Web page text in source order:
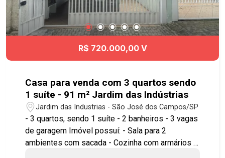
R$ 720.000,00 V
Casa para venda com 3 quartos sendo
1 suíte - 91 m² Jardim das Indústrias
Jardim das Industrias - São José dos Campos/SP
- 3 quartos, sendo 1 suíte - 2 banheiros - 3 vagas
de garagem Imóvel possuí: - Sala para 2
ambientes com sacada - Cozinha com armários -